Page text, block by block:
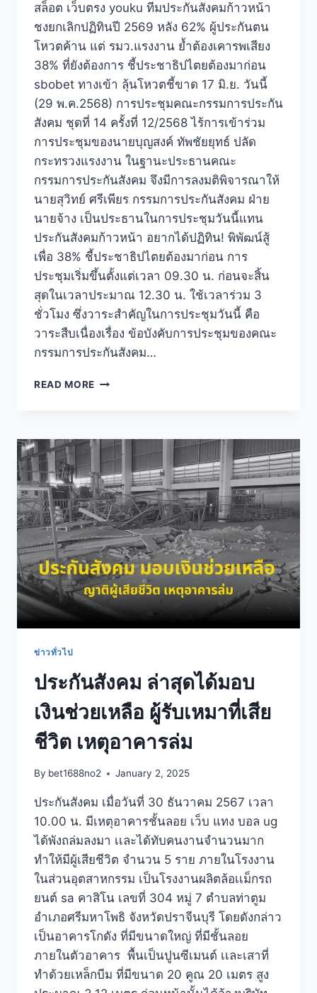
สล็อต เว็บตรง youku ทีมประกันสังคมก้าวหน้า
ชงยกเลิกปฏิทินปี 2569 หลัง 62% ผู้ประกันตน
โหวตค้าน แต่ รมว.แรงงาน ย้ำต้องเคารพเสียง
38% ที่ยังต้องการ ชี้ประชาธิปไตยต้องมาก่อน
sbobet ทางเข้า ลุ้นโหวตชี้ขาด 17 มิ.ย. วันนี้
(29 พ.ค.2568) การประชุมคณะกรรมการประกัน
สังคม ชุดที่ 14 ครั้งที่ 12/2568 ไร้การเข้าร่วม
การประชุมของนายบุญสงค์ ทัพชัยยุทธ์ ปลัด
กระทรวงแรงงาน ในฐานะประธานคณะ
กรรมการประกันสังคม จึงมีการลงมติพิจารณาให้
นายสุวิทย์ ศรีเพียร กรรมการประกันสังคม ฝ่าย
นายจ้าง เป็นประธานในการประชุมวันนี้แทน
ประกันสังคมก้าวหน้า อยากได้ปฏิทิน! พิพัฒน์สู้
เพื่อ 38% ชี้ประชาธิปไตยต้องมาก่อน การ
ประชุมเริ่มขึ้นตั้งแต่เวลา 09.30 น. ก่อนจะสิ้น
สุดในเวลาประมาณ 12.30 น. ใช้เวลาร่วม 3
ชั่วโมง ซึ่งวาระสำคัญในการประชุมวันนี้ คือ
วาระสืบเนื่องเรื่อง ข้อบังคับการประชุมของคณะ
กรรมการประกันสังคม…
READ MORE
ข่าวทั่วไป
ประกันสังคม ล่าสุดได้มอบ
เงินช่วยเหลือ ผู้รับเหมาที่เสีย
ชีวิต เหตุอาคารล่ม
By bet1688no2 January 2, 2025
ประกันสังคม เมื่อวันที่ 30 ธันวาคม 2567 เวลา
10.00 น. มีเหตุอาคารชั้นลอย เว็บ แทง บอล ug
ได้พังถล่มลงมา เเละได้ทับคนงานจำนวนมาก
ทำให้มีผู้เสียชีวิต จำนวน 5 ราย ภายในโรงงาน
ในส่วนอุตสาหกรรม เป็นโรงงานผลิตล้อเเม็กรถ
ยนต์ sa คาสิโน เลขที่ 304 หมู่ 7 ตำบลท่าตูม
อำเภอศรีมหาโพธิ จังหวัดปราจีนบุรี โดยดังกล่าว
เป็นอาคารโกดัง ที่มีขนาดใหญ่ ที่มีชั้นลอย
ภายในตัวอาคาร พื้นเป็นปูนซีเมนต์ เเละเสาที่
ทำด้วยเหล็กบีม ที่มีขนาด 20 คูณ 20 เมตร สูง